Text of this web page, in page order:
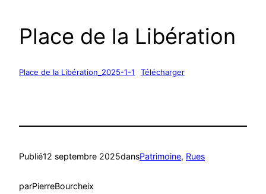
Place de la Libération
Place de la Libération_2025-1-1 Télécharger
Publié12 septembre 2025dansPatrimoine, Rues
parPierreBourcheix